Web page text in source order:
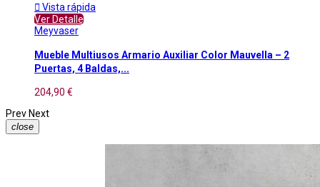
 Vista rápida
Ver Detalle
Meyvaser
Mueble Multiusos Armario Auxiliar Color Mauvella – 2
Puertas, 4 Baldas,...
204,90 €
Prev Next
close